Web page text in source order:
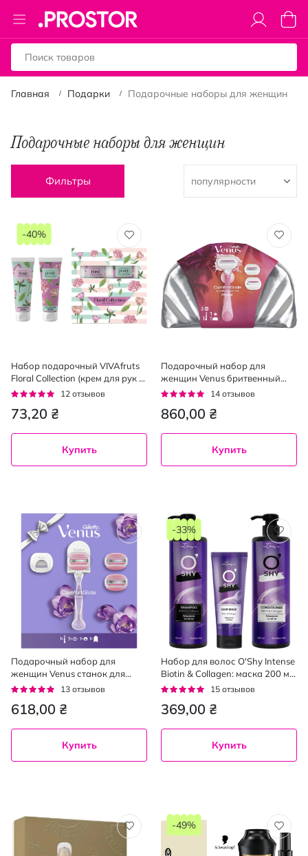
Toggle
Nav
Моя
Главная Подарки Подарочные наборы для женщин
Подарочные наборы для женщин
Фильтры
Набор подарочный VIVAfruts
Floral Collection (крем для рук 2
шт. х 60 мл)
Рейтинг:
12 отзывов
73,20 ₴
-40%
Купить
Подарочный набор для
женщин Venus бритвенный
станок ComfortGlide Sugarberry
картриджами + крепление +
Рейтинг:
14 отзывов
860,00 ₴
Купить
Подарочный набор для
женщин Venus станок для
бритья ComfortGlide Breeze с 3
дорожный футляр + крепеж
Рейтинг:
13 отзывов
618,00 ₴
Купить
Набор для волос O'Shy Intense
Biotin & Collagen: маска 200 мл,
шампунь 500 мл, кондиционер
Рейтинг:
15 отзывов
369,00 ₴
-33%
Купить
-49%